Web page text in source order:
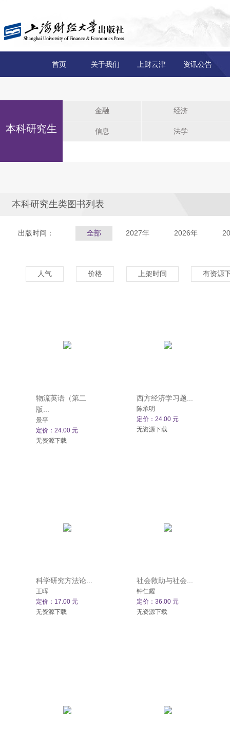
首页 关于我们 上财云津 资讯公告
本科研究生
金融 经济
信息 法学
本科研究生类图书列表
出版时间： 全部 2027年 2026年
人气 价格 上架时间 有资源
物流英语（第二
版...
景平
定价：24.00 元
无资源下载
西方经济学习题...
陈承明
定价：24.00 元
无资源下载
科学研究方法论...
王晖
定价：17.00 元
无资源下载
社会救助与社会...
钟仁耀
定价：36.00 元
无资源下载